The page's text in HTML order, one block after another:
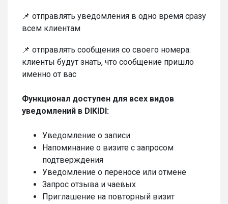
📌 отправлять уведомления в одно время сразу
всем клиентам
📌 отправлять сообщения со своего номера:
клиенты будут знать, что сообщение пришло
именно от вас
Функционал доступен для всех видов
уведомлений в DIKIDI:
Уведомление о записи
Напоминание о визите c запросом
подтверждения
Уведомление о переносе или отмене
Запрос отзыва и чаевых
Приглашение на повторный визит